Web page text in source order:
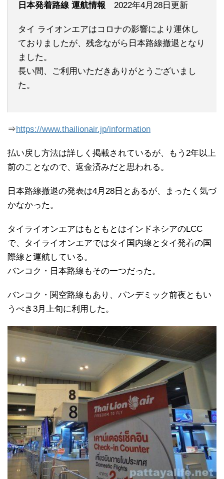
日本発着路線 運航情報 2022年4月28日更新
タイ ライオンエアはコロナの影響により運休し
ておりましたが、残念ながら日本路線撤退となり
ました。
長い間、ご利用いただきありがとうございまし
た。
⇒https://www.thailionair.jp/information
払い戻し方法は詳しく掲載されているが、もう2年以上
前のことなので、返金済みだと思われる。
日本路線撤退の発表は4月28日とあるが、まったく気づ
かなかった。
タイライオンエアはもともとはインドネシアのLCC
で、タイライオンエアではタイ国内線とタイ発着の国
際線と運航している。
バンコク・日本路線もその一つだった。
バンコク・関空路線もあり、パンデミック前夜ともい
うべき3月上旬に利用した。